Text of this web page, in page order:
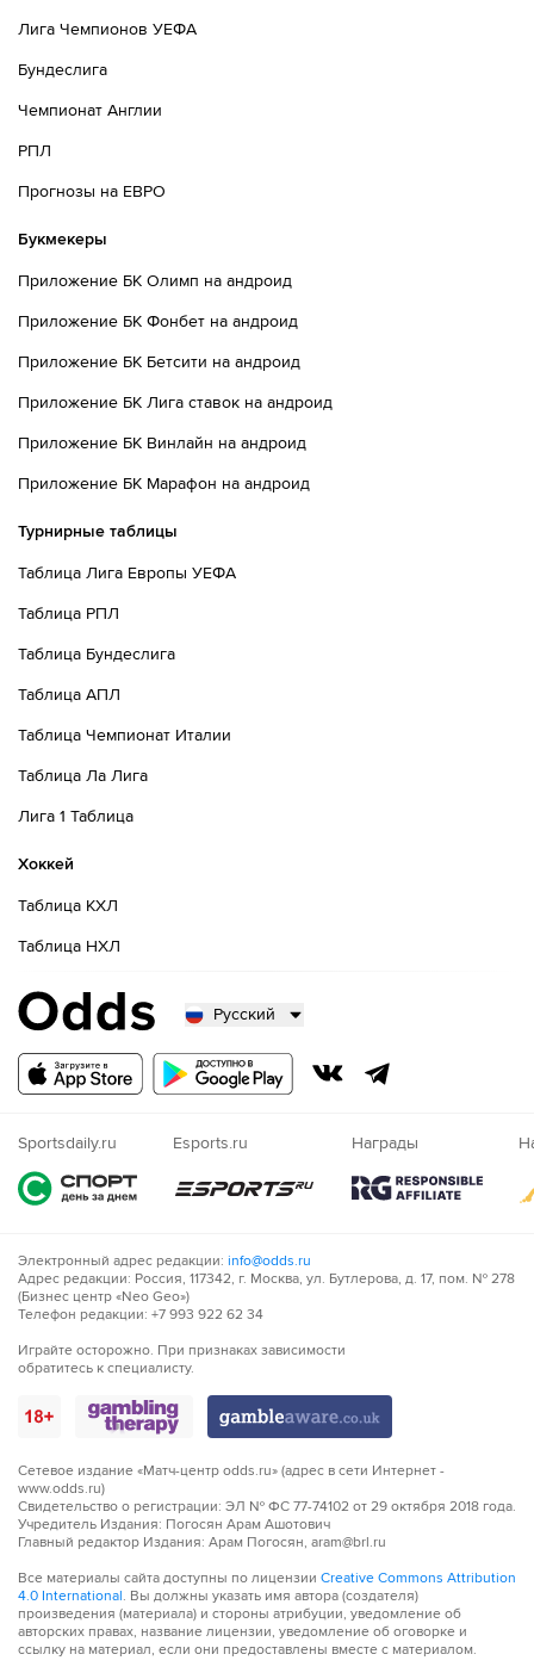
Лига Чемпионов УЕФА
Бундеслига
Чемпионат Англии
РПЛ
Прогнозы на ЕВРО
Букмекеры
Приложение БК Олимп на андроид
Приложение БК Фонбет на андроид
Приложение БК Бетсити на андроид
Приложение БК Лига ставок на андроид
Приложение БК Винлайн на андроид
Приложение БК Марафон на андроид
Турнирные таблицы
Таблица Лига Европы УЕФА
Таблица РПЛ
Таблица Бундеслига
Таблица АПЛ
Таблица Чемпионат Италии
Таблица Ла Лига
Лига 1 Таблица
Хоккей
Таблица КХЛ
Таблица НХЛ
Русский
Русский
Nigeria
Sportsdaily.ru Esports.ru Награды
Электронный адрес редакции: info@odds.ru
Адрес редакции: Россия, 117342, г. Москва, ул. Бутлерова, д. 17, пом. № 278
(Бизнес центр «Neo Geo»)
Телефон редакции: +7 993 922 62 34
Играйте осторожно. При признаках зависимости
обратитесь к специалисту.
Сетевое издание «Матч-центр odds.ru» (адрес в сети Интернет -
www.odds.ru)
Свидетельство о регистрации: ЭЛ № ФС 77-74102 от 29 октября 2018 года.
Учредитель Издания: Погосян Арам Ашотович
Главный редактор Издания: Арам Погосян, aram@brl.ru
Все материалы сайта доступны по лицензии Creative Commons Attribution
4.0 International. Вы должны указать имя автора (создателя)
произведения (материала) и стороны атрибуции, уведомление об
авторских правах, название лицензии, уведомление об оговорке и
ссылку на материал, если они предоставлены вместе с материалом.